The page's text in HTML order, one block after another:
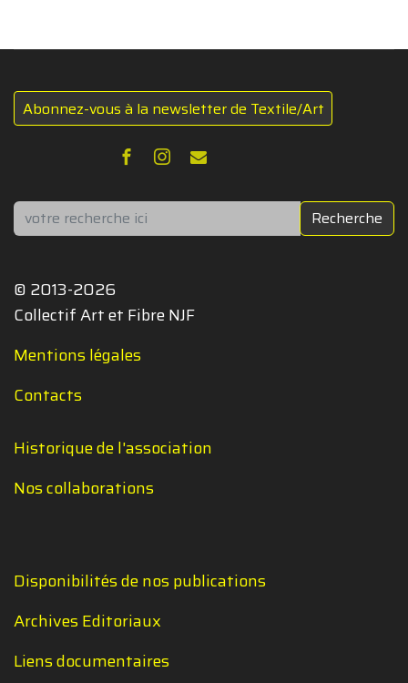
Abonnez-vous à la newsletter de Textile/Art
Rechercher Recherche
© 2013-2026
Collectif Art et Fibre NJF
Mentions légales
Contacts
Historique de l'association
Nos collaborations
Disponibilités de nos publications
Archives Editoriaux
Liens documentaires